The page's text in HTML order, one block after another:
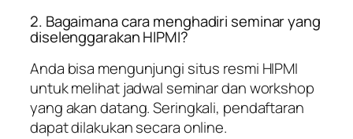
2. Bagaimana cara menghadiri seminar yang
diselenggarakan HIPMI?
Anda bisa mengunjungi situs resmi HIPMI
untuk melihat jadwal seminar dan workshop
yang akan datang. Seringkali, pendaftaran
dapat dilakukan secara online.